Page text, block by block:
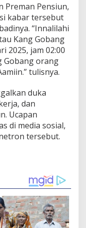
Preman Pensiun,
kabar tersebut
“Innalilahi
Kang Gobang
2025, jam 02:00
Gobang orang
tulisnya.
duka
dan
Ucapan
di media sosial,
tersebut.